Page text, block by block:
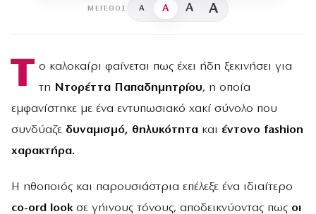
ΜΈΓΕΘΟΣ A A A A
Τ ο καλοκαίρι φαίνεται πως έχει ήδη ξεκινήσει για
τη Ντορέττα Παπαδημητρίου, η οποία
εμφανίστηκε με ένα εντυπωσιακό χακί σύνολο που
συνδύαζε δυναμισμό, θηλυκότητα και έντονο fashion
χαρακτήρα.
Η ηθοποιός και παρουσιάστρια επέλεξε ένα ιδιαίτερο
co-ord look σε γήινους τόνους, αποδεικνύοντας πως οι